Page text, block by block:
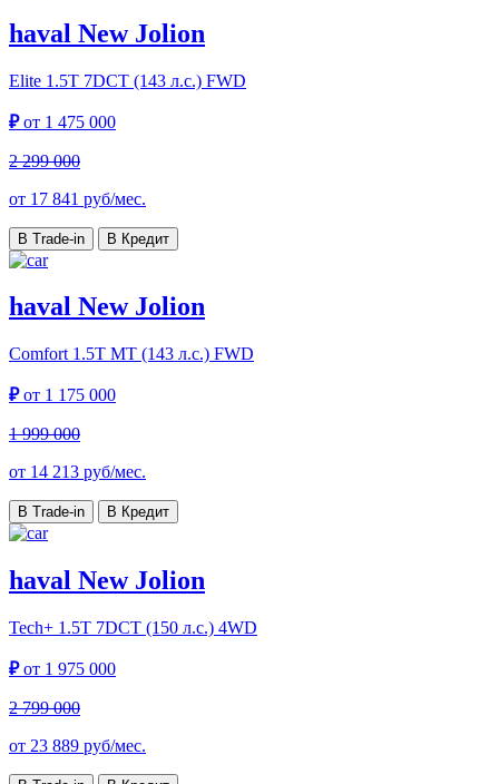
haval New Jolion
Elite 1.5T 7DCT (143 л.с.) FWD
₽от 1 475 000
2 299 000
от 17 841 руб/мес.
В Trade-in В Кредит
haval New Jolion
Comfort 1.5T MT (143 л.с.) FWD
₽от 1 175 000
1 999 000
от 14 213 руб/мес.
В Trade-in В Кредит
haval New Jolion
Tech+ 1.5T 7DCT (150 л.с.) 4WD
₽от 1 975 000
2 799 000
от 23 889 руб/мес.